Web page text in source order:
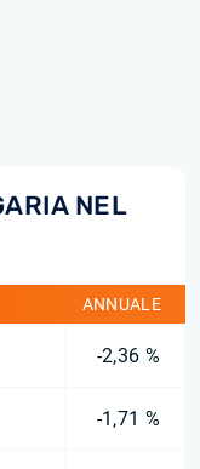
NEL
ANNUALE
-2,36 %
-1,71 %